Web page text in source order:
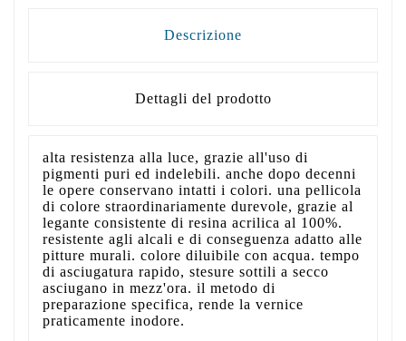
Descrizione
Dettagli del prodotto
alta resistenza alla luce, grazie all'uso di
pigmenti puri ed indelebili. anche dopo decenni
le opere conservano intatti i colori. una pellicola
di colore straordinariamente durevole, grazie al
legante consistente di resina acrilica al 100%.
resistente agli alcali e di conseguenza adatto alle
pitture murali. colore diluibile con acqua. tempo
di asciugatura rapido, stesure sottili a secco
asciugano in mezz'ora. il metodo di
preparazione specifica, rende la vernice
praticamente inodore.